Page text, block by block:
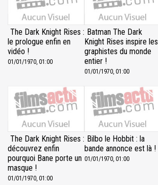
The Dark Knight Rises :
le prologue enfin en
vidéo !
01/01/1970, 01:00
Batman The Dark
Knight Rises inspire les
graphistes du monde
entier !
01/01/1970, 01:00
The Dark Knight Rises :
découvrez enfin
pourquoi Bane porte un
masque !
01/01/1970, 01:00
Bilbo le Hobbit : la
bande annonce est là !
01/01/1970, 01:00